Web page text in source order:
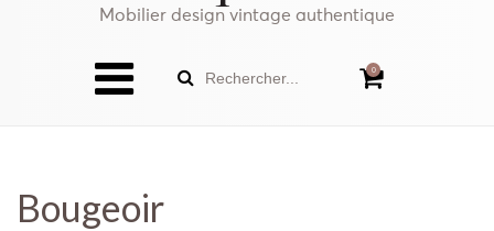
POLITIQUE DE CONFIDENTIALITÉ
Mobilier design vintage authentique
Rechercher... 0
Bougeoir